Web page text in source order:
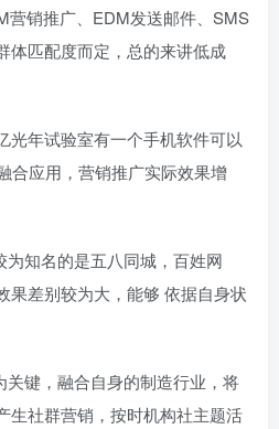
销推广、EDM发送邮件、SMS
体匹配度而定，总的来讲低成
年试验室有一个手机软件可以
合应用，营销推广实际效果增
知名的是五八同城，百姓网
果差别较为大，能够 依据自身状
键，融合自身的制造行业，将
生社群营销，按时机构社主题活